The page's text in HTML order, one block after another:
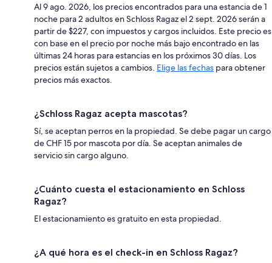
Al 9 ago. 2026, los precios encontrados para una estancia de 1
noche para 2 adultos en Schloss Ragaz el 2 sept. 2026 serán a
partir de $227, con impuestos y cargos incluidos. Este precio es
con base en el precio por noche más bajo encontrado en las
últimas 24 horas para estancias en los próximos 30 días. Los
precios están sujetos a cambios. Elige las fechas para obtener
precios más exactos.
¿Schloss Ragaz acepta mascotas?
Sí, se aceptan perros en la propiedad. Se debe pagar un cargo
de CHF 15 por mascota por día. Se aceptan animales de
servicio sin cargo alguno.
¿Cuánto cuesta el estacionamiento en Schloss
Ragaz?
El estacionamiento es gratuito en esta propiedad.
¿A qué hora es el check-in en Schloss Ragaz?